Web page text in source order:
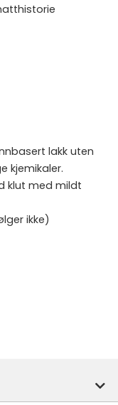
lakk uten
kjemikaler.
klut med mildt
ikke)